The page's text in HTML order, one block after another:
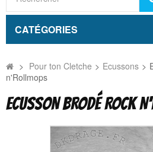
CATÉGORIES
> Pour ton Cletche > Ecussons >
n'Rollmops
ECUSSON BRODÉ ROCK